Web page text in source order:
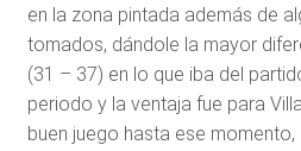
en la zona pintada además de
tomados, dándole la mayor
(31 – 37) en lo que iba del
periodo y la ventaja fue para
buen juego hasta ese